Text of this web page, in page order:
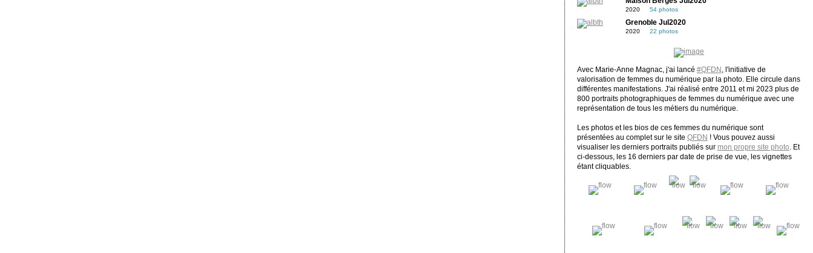
2020 54 photos
Grenoble Jul2020
2020 22 photos
Avec Marie-Anne Magnac, j'ai lancé #QFDN
, l'initiative de
valorisation de femmes du numérique par la photo. Elle circule dans
différentes manifestations. J'ai réalisé entre 2011 et mi 2023 plus de
800 portraits photographiques de femmes du numérique avec une
représentation de tous les métiers du numérique.
Les photos et les bios de ces femmes du numérique sont
présentées au complet sur le site QFDN ! Vous pouvez aussi
visualiser les derniers portraits publiés sur mon propre site photo . Et
ci-dessous, les 16 derniers par date de prise de vue, les vignettes
étant cliquables.